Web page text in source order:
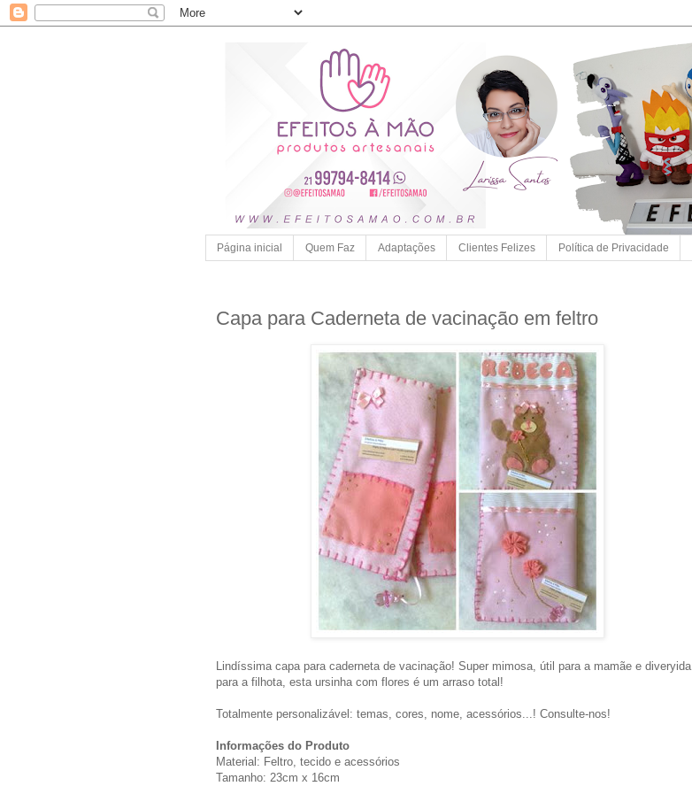
Página inicial Quem Faz Adaptações Clientes Felizes Política de Privacidade
Capa para Caderneta de vacinação em feltro
Lindíssima capa para caderneta de vacinação! Super mimosa, útil para a mamãe e diveryida
para a filhota, esta ursinha com flores é um arraso total!
Totalmente personalizável: temas, cores, nome, acessórios...! Consulte-nos!
Informações do Produto
Material: Feltro, tecido e acessórios
Tamanho: 23cm x 16cm